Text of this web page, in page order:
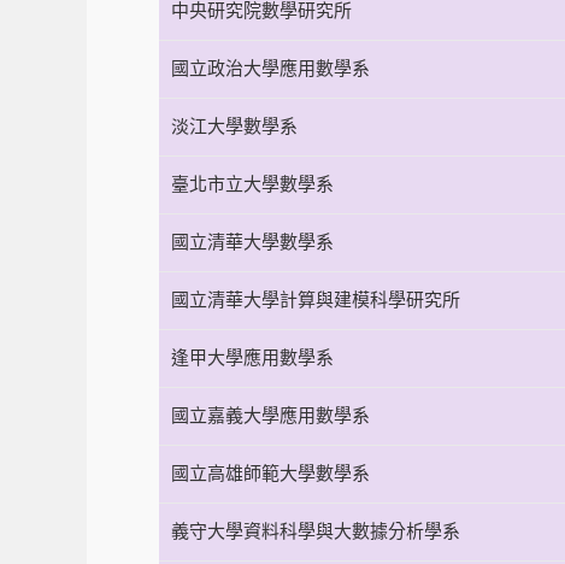
中央研究院數學研究所
國立政治大學應用數學系
淡江大學數學系
臺北市立大學數學系
國立清華大學數學系
國立清華大學計算與建模科學研究所
逢甲大學應用數學系
國立嘉義大學應用數學系
國立高雄師範大學數學系
義守大學資料科學與大數據分析學系